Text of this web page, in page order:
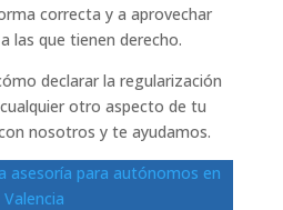
correcta y a aprovechar
las que tienen derecho.
declarar la regularización
otro aspecto de tu
nosotros y te ayudamos.
asesoría para autónomos en
Valencia